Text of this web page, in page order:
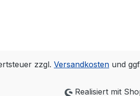
zzgl. Versandkosten und
Realisiert mit